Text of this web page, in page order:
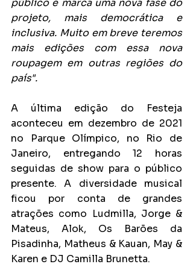
público e marca uma nova fase do
projeto, mais democrática e
inclusiva. Muito em breve teremos
mais edições com essa nova
roupagem em outras regiões do
país".
A última edição do Festeja
aconteceu em dezembro de 2021
no Parque Olímpico, no Rio de
Janeiro, entregando 12 horas
seguidas de show para o público
presente. A diversidade musical
ficou por conta de grandes
atrações como Ludmilla, Jorge &
Mateus, Alok, Os Barões da
Pisadinha, Matheus & Kauan, May &
Karen e DJ Camilla Brunetta.